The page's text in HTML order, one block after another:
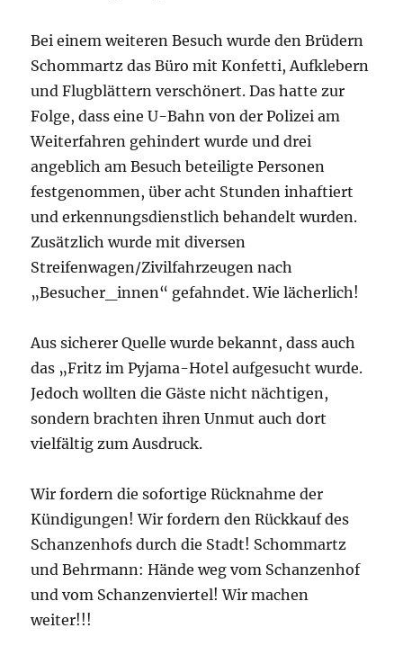
Bei einem weiteren Besuch wurde den Brüdern
Schommartz das Büro mit Konfetti, Aufklebern
und Flugblättern verschönert. Das hatte zur
Folge, dass eine U-Bahn von der Polizei am
Weiterfahren gehindert wurde und drei
angeblich am Besuch beteiligte Personen
festgenommen, über acht Stunden inhaftiert
und erkennungsdienstlich behandelt wurden.
Zusätzlich wurde mit diversen
Streifenwagen/Zivilfahrzeugen nach
„Besucher_innen“ gefahndet. Wie lächerlich!
Aus sicherer Quelle wurde bekannt, dass auch
das „Fritz im Pyjama-Hotel aufgesucht wurde.
Jedoch wollten die Gäste nicht nächtigen,
sondern brachten ihren Unmut auch dort
vielfältig zum Ausdruck.
Wir fordern die sofortige Rücknahme der
Kündigungen! Wir fordern den Rückkauf des
Schanzenhofs durch die Stadt! Schommartz
und Behrmann: Hände weg vom Schanzenhof
und vom Schanzenviertel! Wir machen
weiter!!!